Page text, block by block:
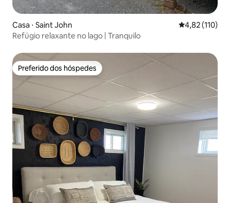
Casa ⋅ Saint John 4,82 de uma
4,82 (110)
Refúgio relaxante no lago | Tranquilo
Preferido dos hóspedes
Preferido dos hóspedes